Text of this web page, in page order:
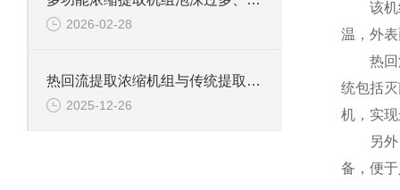
2026-02-28
热回流提取浓缩机组与传统提取方法的深入比较
2025-12-26
该机组
温，外
热回流
统包括
机，实
另外，
备，便